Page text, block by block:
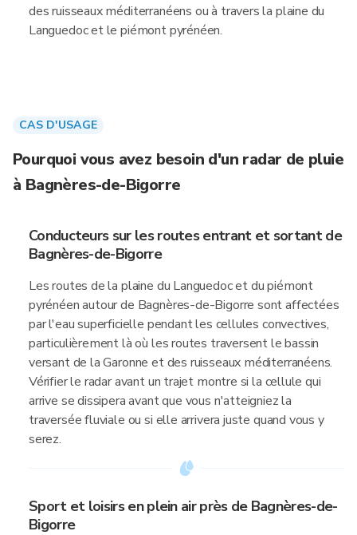
des ruisseaux méditerranéens ou à travers la plaine du
Languedoc et le piémont pyrénéen.
CAS D'USAGE
Pourquoi vous avez besoin d'un radar de pluie
à Bagnères-de-Bigorre
Conducteurs sur les routes entrant et sortant de
Bagnères-de-Bigorre
Les routes de la plaine du Languedoc et du piémont
pyrénéen autour de Bagnères-de-Bigorre sont affectées
par l'eau superficielle pendant les cellules convectives,
particulièrement là où les routes traversent le bassin
versant de la Garonne et des ruisseaux méditerranéens.
Vérifier le radar avant un trajet montre si la cellule qui
arrive se dissipera avant que vous n'atteigniez la
traversée fluviale ou si elle arrivera juste quand vous y
serez.
Sport et loisirs en plein air près de Bagnères-de-
Bigorre